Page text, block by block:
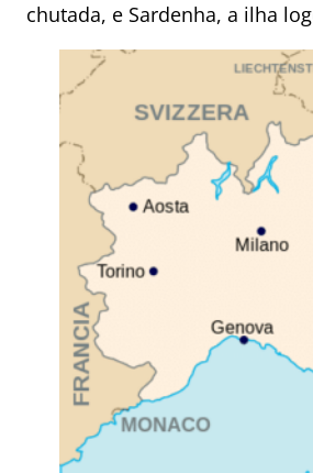
chutada, e Sardenha, a ilha